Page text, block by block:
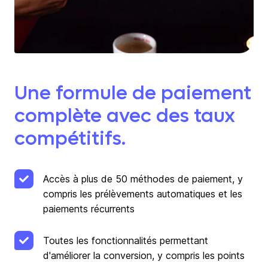
Une formule de paiement
complète avec des taux
compétitifs.
Accès à plus de 50 méthodes de paiement, y
compris les prélèvements automatiques et les
paiements récurrents
Toutes les fonctionnalités permettant
d'améliorer la conversion, y compris les points